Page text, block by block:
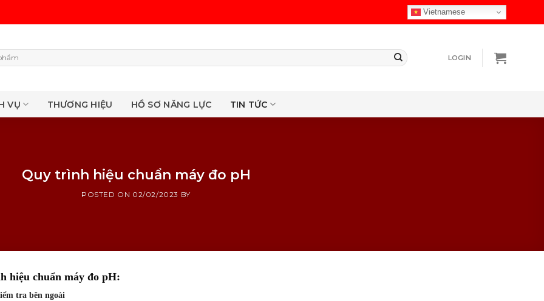
Vietnamese
LOGIN
VỤ THƯƠNG HIỆU HỒ SƠ NĂNG LỰC TIN TỨC
Quy trình hiệu chuẩn máy đo pH
POSTED ON 02/02/2023 BY
hiệu chuẩn máy đo pH:
tra bên ngoài